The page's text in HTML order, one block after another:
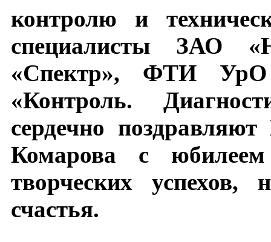
контролю и
специалисты ЗАО
«Спектр», ФТИ
«Контроль.
сердечно
Комарова с
творческих успехов,
счастья.